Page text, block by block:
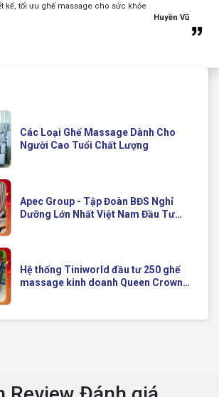
kế, tối ưu ghế massage cho sức khỏe
Huyền Vũ
Các Loại Ghế Massage Dành Cho
Người Cao Tuổi Chất Lượng
Apec Group - Tập Đoàn BĐS Nghỉ
Dưỡng Lớn Nhất Việt Nam Đầu Tư
Hệ thống Tiniworld đầu tư 250 ghế
massage kinh doanh Queen Crown